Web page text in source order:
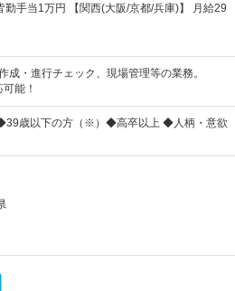
勤手当1万円 【関西(大阪/京都/兵庫)】 月給29
成・進行チェック、現場管理等の業務。
能！
◆39歳以下の方（※）◆高卒以上 ◆人柄・意欲